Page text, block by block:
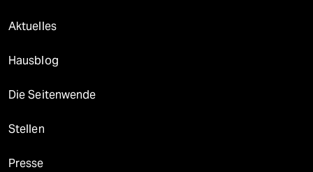
Aktuelles
Hausblog
Die Seitenwende
Stellen
Presse